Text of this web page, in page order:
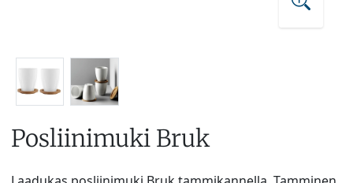
Posliinimuki Bruk